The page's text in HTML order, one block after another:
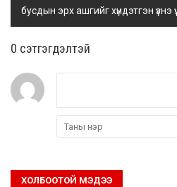
бусдын эрх ашгийг хүндэтгэн үзнэ үү.
0 cэтгэгдэлтэй
ХОЛБООТОЙ МЭДЭЭ